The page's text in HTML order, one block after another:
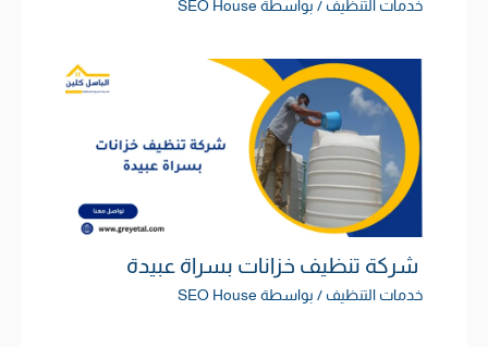
خدمات التنظيف/ بواسطة SEO House
شركة تنظيف خزانات بسراة عبيدة
خدمات التنظيف/ بواسطة SEO House